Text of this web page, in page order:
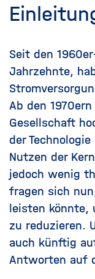
Seit den
Jahrzehnte,
Ab den
Gesellschaft
der
Nutzen der
jedoch wenig
fragen sich
leisten könnte,
zu reduzieren.
auch künftig
Antworten auf